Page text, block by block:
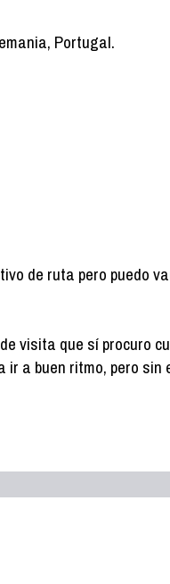
Portugal.
de ruta pero puedo
visita que sí procuro
ir a buen ritmo, pero sin